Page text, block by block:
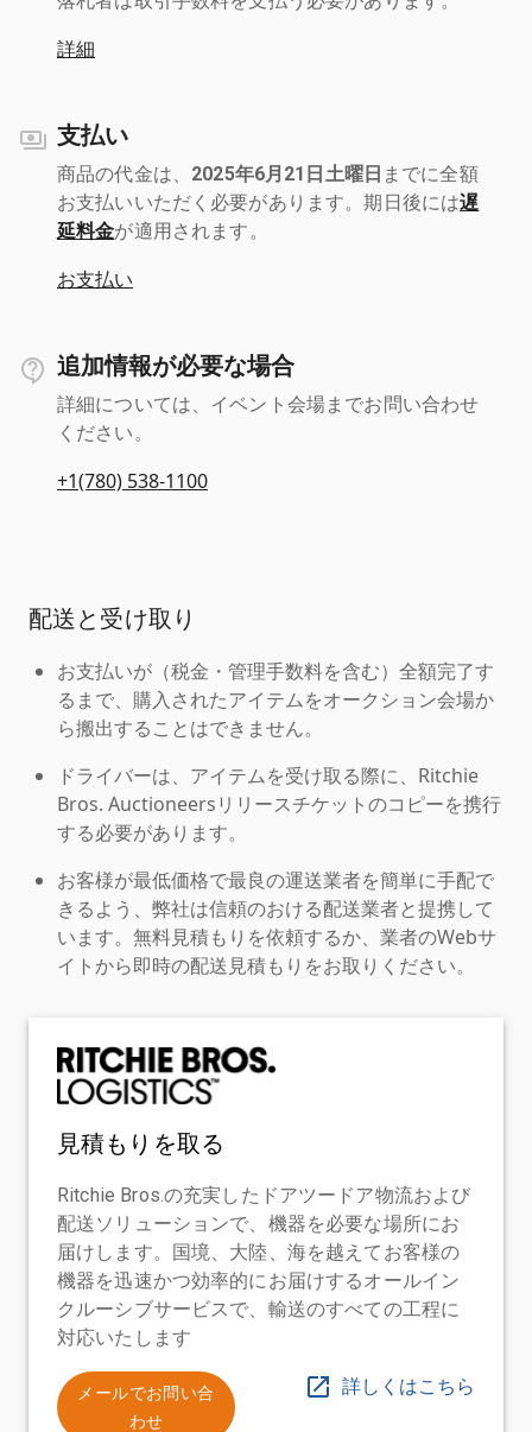
詳細
支払い
商品の代金は、 2025年6月21日土曜日 までに全額
お支払いいただく必要があります。期日後には遅
延料金が適用されます。
お支払い
追加情報が必要な場合
詳細については、イベント会場までお問い合わせ
ください。
+1(780) 538-1100
配送と受け取り
お支払いが（税金・管理手数料を含む）全額完了す
るまで、購入されたアイテムをオークション会場か
ら搬出することはできません。
ドライバーは、アイテムを受け取る際に、Ritchie
Bros. Auctioneersリリースチケットのコピーを携行
する必要があります。
お客様が最低価格で最良の運送業者を簡単に手配で
きるよう、弊社は信頼のおける配送業者と提携して
います。無料見積もりを依頼するか、業者のWebサ
イトから即時の配送見積もりをお取りください。
見積もりを取る
Ritchie Bros.の充実したドアツードア物流および
配送ソリューションで、機器を必要な場所にお
届けします。国境、大陸、海を越えてお客様の
機器を迅速かつ効率的にお届けするオールイン
クルーシブサービスで、輸送のすべての工程に
対応いたします
メールでお問い合
わせ
詳しくはこちら